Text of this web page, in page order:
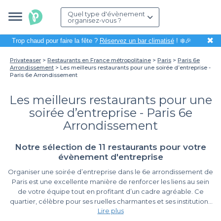
Quel type d'évènement
organisez-vous ?
Trop chaud pour faire la fête ? Réservez un bar climatisé! ❄️🎉 ✖
Privateaser Restaurants en France métropolitaine Paris
Paris 6e
Arrondissement
Les meilleurs restaurants pour une soirée d’entreprise -
Paris 6e Arrondissement
Les meilleurs restaurants pour une
soirée d’entreprise - Paris 6e
Arrondissement
Notre sélection de 11 restaurants pour votre
évènement d'entreprise
Organiser une soirée d’entreprise dans le 6e arrondissement de
Paris est une excellente manière de renforcer les liens au sein
de votre équipe tout en profitant d’un cadre agréable. Ce
quartier, célèbre pour ses ruelles charmantes et ses institutions
culturelles, offre une multitude de restaurants qui sauront
Lire plus